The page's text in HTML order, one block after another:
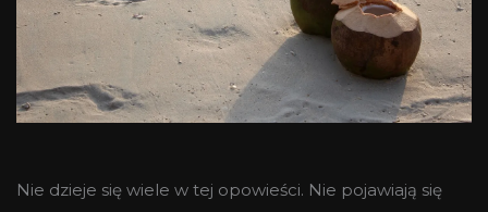
Nie dzieje się wiele w tej opowieści. Nie pojawiają się